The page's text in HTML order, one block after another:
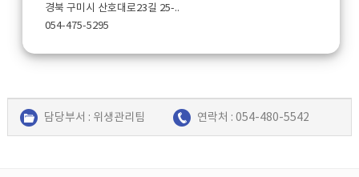
경북 구미시 산호대로23길 25-..
054-475-5295
담당부서 : 위생관리팀 연락처 : 054-480-5542